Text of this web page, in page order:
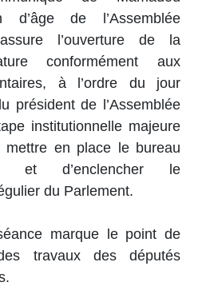
d’âge de l’Assemblée
l’ouverture de la
conformément aux
à l’ordre du jour
président de l’Assemblée
institutionnelle majeure
mettre en place le bureau
et d’enclencher le
du Parlement.
marque le point de
travaux des députés